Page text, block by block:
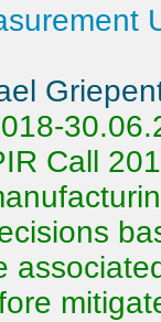
Call